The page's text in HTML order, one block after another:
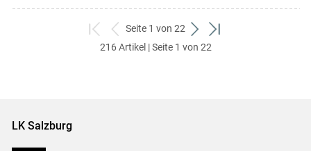
zum
ersten
zurück
zum
Seite 1 von 22
weiter
zum
zum
216 Artikel | Seite 1 von 22
LK Salzburg